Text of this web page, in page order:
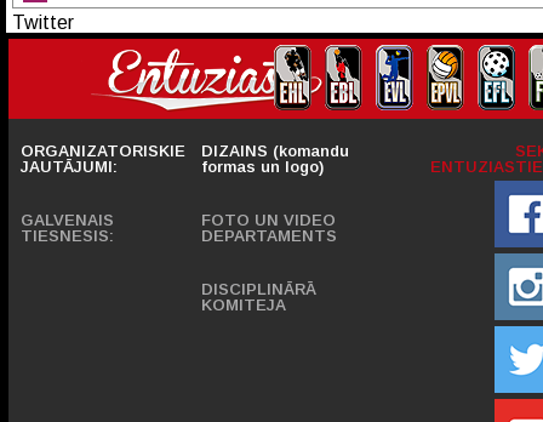
Twitter
ORGANIZATORISKIE
JAUTĀJUMI:
GALVENAIS
TIESNESIS:
DIZAINS (komandu
formas un logo)
FOTO UN VIDEO
DEPARTAMENTS
DISCIPLINĀRĀ
KOMITEJA